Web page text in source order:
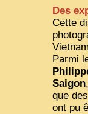
Des
Cette
Parmi
Saigon
que
ont pu